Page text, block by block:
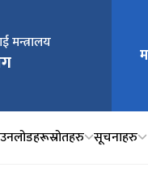
मन्त्रालय
मुख्य
स्रोतहरु सूचनाहरु